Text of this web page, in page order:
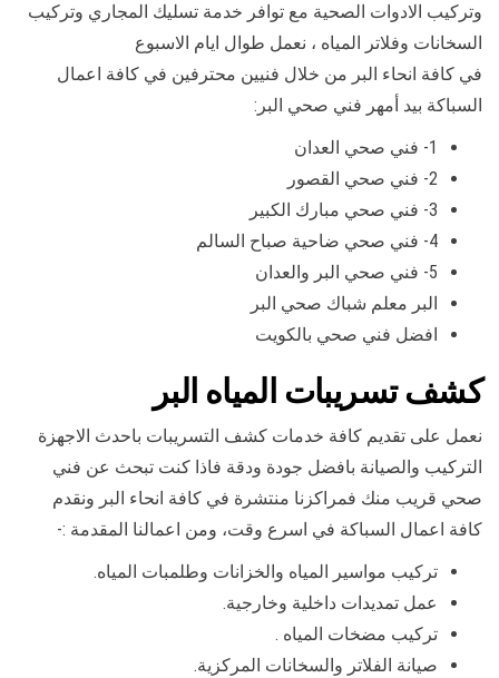
وتركيب الادوات الصحية مع توافر خدمة تسليك المجاري وتركيب
السخانات وفلاتر المياه ، نعمل طوال ايام الاسبوع
في كافة انحاء البر من خلال فنيين محترفين في كافة اعمال
السباكة بيد أمهر فني صحي البر:
1- فني صحي العدان
2- فني صحي القصور
3- فني صحي مبارك الكبير
4- فني صحي ضاحية صباح السالم
5- فني صحي البر والعدان
البر معلم شباك صحي البر
افضل فني صحي بالكويت
كشف تسريبات المياه البر
نعمل على تقديم كافة خدمات كشف التسريبات باحدث الاجهزة
التركيب والصيانة بافضل جودة ودقة فاذا كنت تبحث عن فني
صحي قريب منك فمراكزنا منتشرة في كافة انحاء البر ونقدم
كافة اعمال السباكة في اسرع وقت، ومن اعمالنا المقدمة :-
تركيب مواسير المياه والخزانات وطلمبات المياه.
عمل تمديدات داخلية وخارجية.
تركيب مضخات المياه .
صيانة الفلاتر والسخانات المركزية.